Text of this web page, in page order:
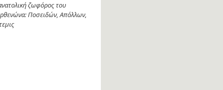
ζωφόρος του
Ποσειδών, Απόλλων,